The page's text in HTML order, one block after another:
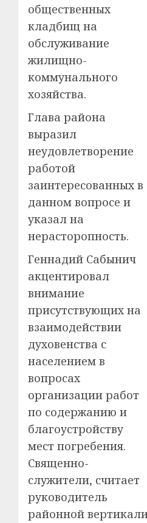
общественных
кладбищ на
обслуживание
жилищно-
коммунального
хозяйства.
Глава района
выразил
неудовлетворение
работой
заинтересованных в
данном вопросе и
указал на
нерасторопность.
Геннадий Сабынич
акцентировал
внимание
присутствующих на
взаимодействии
духовенства с
населением в
вопросах
организации работ
по содержанию и
благоустройству
мест погребения.
Священно-
служители, считает
руководитель
районной